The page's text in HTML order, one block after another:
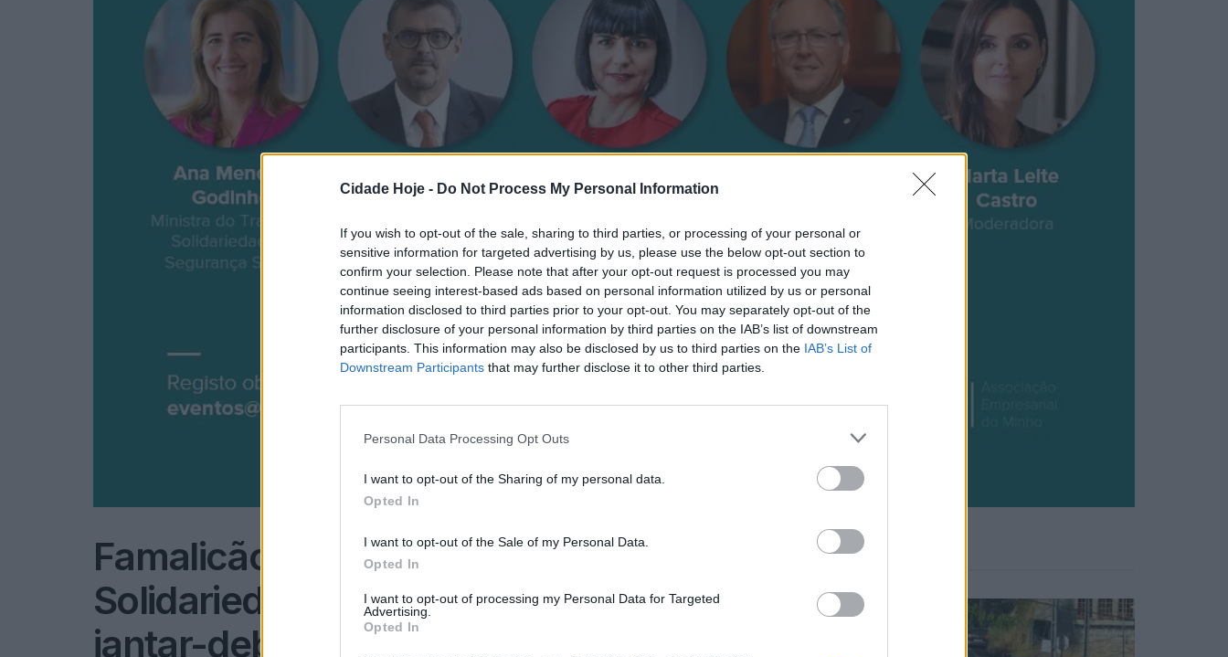
Cidade Hoje - Do Not Process My Personal Information
If you wish to opt-out of the sale, sharing to third parties, or processing of your personal or
sensitive information for targeted advertising by us, please use the below opt-out section to
confirm your selection. Please note that after your opt-out request is processed you may
continue seeing interest-based ads based on personal information utilized by us or personal
information disclosed to third parties prior to your opt-out. You may separately opt-out of the
further disclosure of your personal information by third parties on the IAB’s list of downstream
participants. This information may also be disclosed by us to third parties on the IAB’s List of
Downstream Participants that may further disclose it to other third parties.
Personal Data Processing Opt Outs
I want to opt-out of the Sharing of my personal data.
Opted In
I want to opt-out of the Sale of my Personal Data.
Opted In
I want to opt-out of processing my Personal Data for Targeted
Advertising.
Opted In
Famalicão: Ministra do Trabalho,
Solidariedade e Segurança Social em
jantar-debate
Notícias Populares